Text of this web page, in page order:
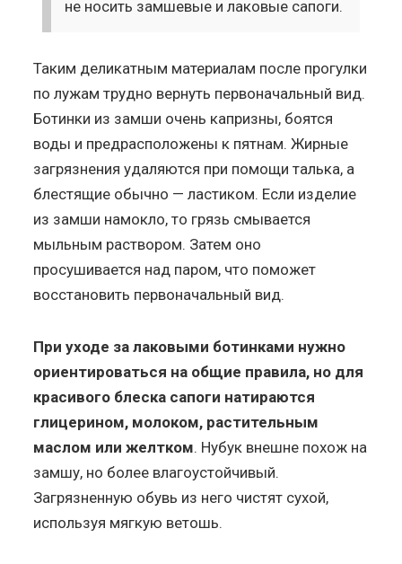
не носить замшевые и лаковые сапоги.
Таким деликатным материалам после прогулки
по лужам трудно вернуть первоначальный вид.
Ботинки из замши очень капризны, боятся
воды и предрасположены к пятнам. Жирные
загрязнения удаляются при помощи талька, а
блестящие обычно — ластиком. Если изделие
из замши намокло, то грязь смывается
мыльным раствором. Затем оно
просушивается над паром, что поможет
восстановить первоначальный вид.
При уходе за лаковыми ботинками нужно
ориентироваться на общие правила, но для
красивого блеска сапоги натираются
глицерином, молоком, растительным
маслом или желтком. Нубук внешне похож на
замшу, но более влагоустойчивый.
Загрязненную обувь из него чистят сухой,
используя мягкую ветошь.